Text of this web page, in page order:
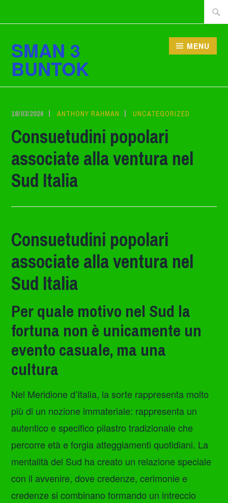
ke
Cari
SMAN 3
BUNTOK
MENU
18/03/2026 ANTHONY RAHMAN UNCATEGORIZED
Consuetudini popolari
associate alla ventura nel
Sud Italia
Consuetudini popolari
associate alla ventura nel
Sud Italia
Per quale motivo nel Sud la
fortuna non è unicamente un
evento casuale, ma una
cultura
Nel Meridione d’Italia, la sorte rappresenta molto
più di un nozione immateriale: rappresenta un
autentico e specifico pilastro tradizionale che
percorre età e forgia atteggiamenti quotidiani. La
mentalità del Sud ha creato un relazione speciale
con il avvenire, dove credenze, cerimonie e
credenze si combinano formando un intreccio